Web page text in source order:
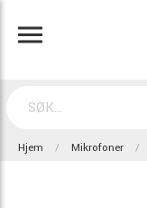
Hjem Mikrofoner